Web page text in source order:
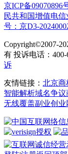
京ICP备09070896
民共和国增值电信
号：京D3-
Copyright©2007-
有 投诉电话：400-
诉
友情链接： 北京商
智能解析域名争议
无线覆盖副业创业